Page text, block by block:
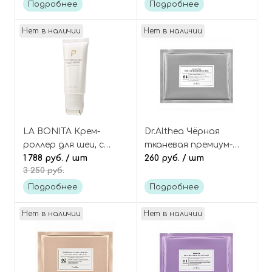
Mask Pure Opal
Подробнее
balance 9 eye
cream
Подробнее
Нет в наличии
LA BONITA Крем-
роллер для шеи, с
комплексом пептидов
anti-age Peptide Roller
Neck Cream
1 788 руб. / шт
3 250 руб.
Подробнее
Нет в наличии
Dr.Althea Чёрная
тканевая премиум-
маска для лица с
Control Charcoal Mask
260 руб. / шт
Подробнее
Нет в наличии Нет в наличии